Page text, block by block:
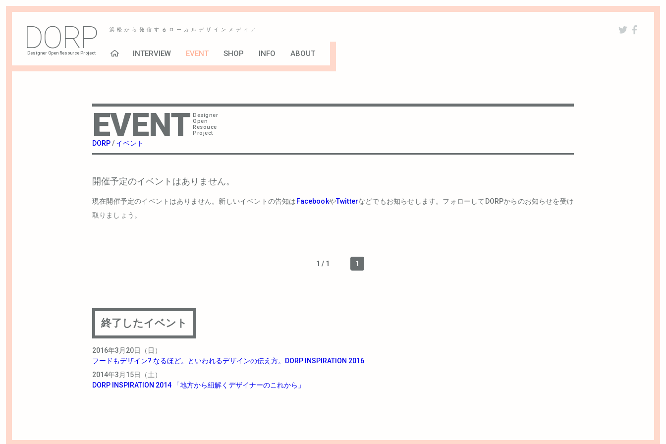
DORP
Designer Open Resource Project
浜松から発信するローカルデザインメディア
INTERVIEW EVENT SHOP INFO ABOUT
EVENT Designer
Open
Resouce
Project
DORP/ イベント
開催予定のイベントはありません。
現在開催予定のイベントはありません。新しいイベントの告知は FacebookやTwitterなどでもお知らせします。フォローしてDORPからのお知らせを受け
取りましょう。
1 / 1 1
終了したイベント
2016年3月20日（日）
フードもデザイン? なるほど。といわれるデザインの伝え方。DORP INSPIRATION 2016
2014年3月15日（土）
DORP INSPIRATION 2014 「地方から紐解くデザイナーのこれから」